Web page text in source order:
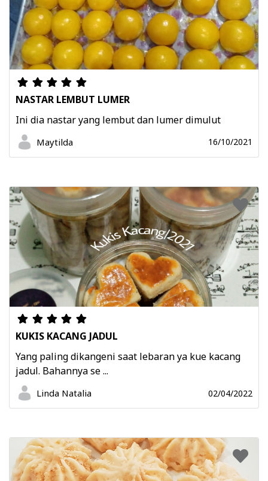
NASTAR LEMBUT LUMER
Ini dia nastar yang lembut dan lumer dimulut
Maytilda 16/10/2021
KUKIS KACANG JADUL
Yang paling dikangeni saat lebaran ya kue kacang
jadul. Bahannya se ...
Linda Natalia 02/04/2022